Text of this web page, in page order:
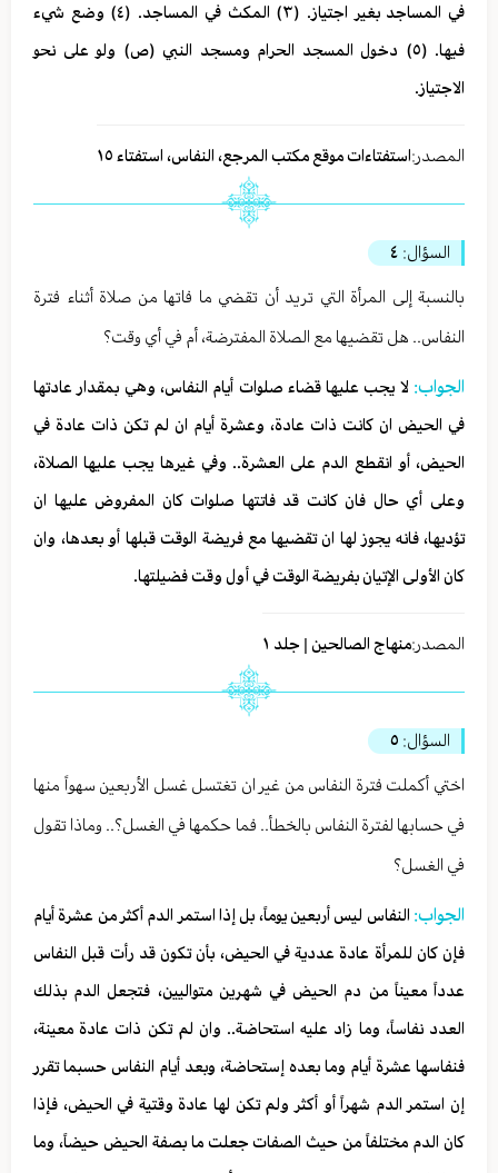
في المساجد بغير اجتياز. (٣) المكث في المساجد. (٤) وضع شيء
فيها. (٥) دخول المسجد الحرام ومسجد النبي (ص) ولو على نحو
الاجتياز.
المصدر:استفتاءات موقع مكتب المرجع، النفاس، استفتاء ١٥
السؤال: ٤
بالنسبة إلى المرأة التي تريد أن تقضي ما فاتها من صلاة أثناء فترة
النفاس.. هل تقضيها مع الصلاة المفترضة، أم في أي وقت؟
الجواب: لا يجب عليها قضاء صلوات أيام النفاس، وهي بمقدار عادتها
في الحيض ان كانت ذات عادة، وعشرة أيام ان لم تكن ذات عادة في
الحيض، أو انقطع الدم على العشرة.. وفي غيرها يجب عليها الصلاة،
وعلى أي حال فان كانت قد فاتتها صلوات كان المفروض عليها ان
تؤديها، فانه يجوز لها ان تقضيها مع فريضة الوقت قبلها أو بعدها، وان
كان الأولى الإتيان بفريضة الوقت في أول وقت فضيلتها.
المصدر:منهاج الصالحين | جلد ١
السؤال: ٥
اختي أكملت فترة النفاس من غير ان تغتسل غسل الأربعين سهواً منها
في حسابها لفترة النفاس بالخطأ.. فما حكمها في الغسل؟.. وماذا تقول
في الغسل؟
الجواب: النفاس ليس أربعين يوماً، بل إذا استمر الدم أكثر من عشرة أيام
فإن كان للمرأة عادة عددية في الحيض، بأن تكون قد رأت قبل النفاس
عدداً معيناً من دم الحيض في شهرين متواليين، فتجعل الدم بذلك
العدد نفاساً، وما زاد عليه استحاضة.. وان لم تكن ذات عادة معينة،
فنفاسها عشرة أيام وما بعده إستحاضة، وبعد أيام النفاس حسبما تقرر
إن استمر الدم شهراً أو أكثر ولم تكن لها عادة وقتية في الحيض، فإذا
كان الدم مختلفاً من حيث الصفات جعلت ما بصفة الحيض حيضاً، وما